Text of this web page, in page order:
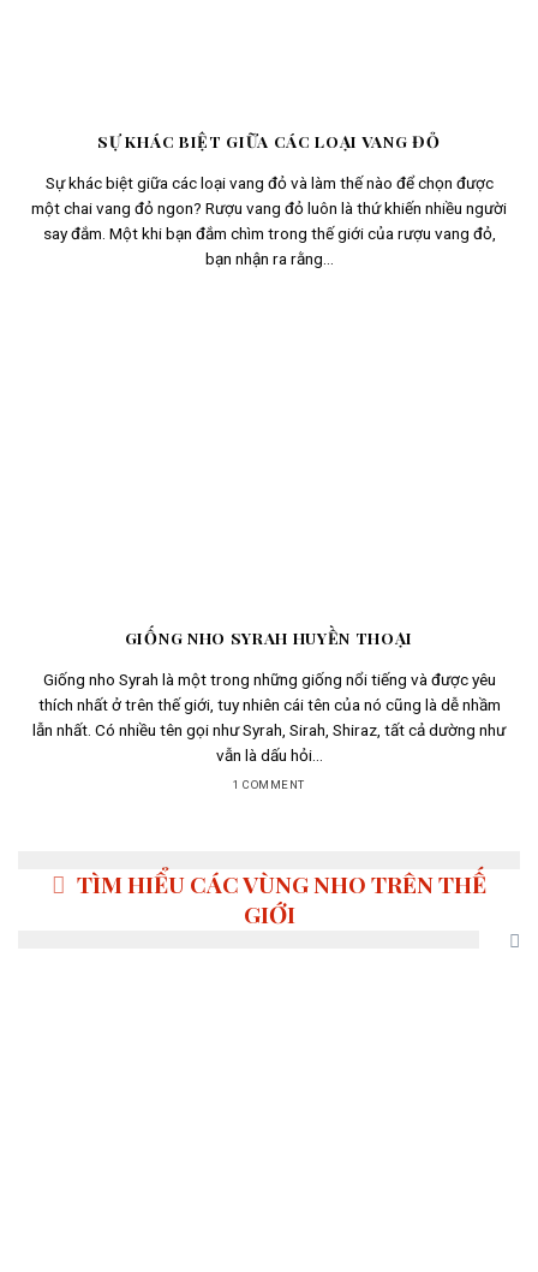
SỰ KHÁC BIỆT GIỮA CÁC LOẠI VANG ĐỎ
Sự khác biệt giữa các loại vang đỏ và làm thế nào để chọn được
một chai vang đỏ ngon? Rượu vang đỏ luôn là thứ khiến nhiều người
say đắm. Một khi bạn đắm chìm trong thế giới của rượu vang đỏ,
bạn nhận ra rằng...
GIỐNG NHO SYRAH HUYỀN THOẠI
Giống nho Syrah là một trong những giống nổi tiếng và được yêu
thích nhất ở trên thế giới, tuy nhiên cái tên của nó cũng là dễ nhầm
lẫn nhất. Có nhiều tên gọi như Syrah, Sirah, Shiraz, tất cả dường như
vẫn là dấu hỏi...
1 COMMENT
TÌM HIỂU CÁC VÙNG NHO TRÊN THẾ
GIỚI